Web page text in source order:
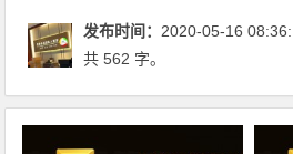
发布时间： 2020-05-16
共 562 字。